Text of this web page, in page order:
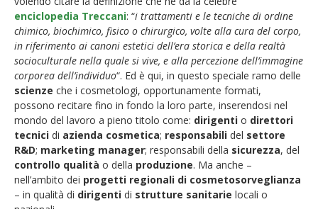
enciclopedia Treccani: “i trattamenti e le tecniche di ordine
chimico, biochimico, fisico o chirurgico, volte alla cura del corpo,
in riferimento ai canoni estetici dell’era storica e della realtà
socioculturale nella quale si vive, e alla percezione dell’immagine
corporea dell’individuo“. Ed è qui, in questo speciale ramo delle
scienze che i cosmetologi, opportunamente formati,
possono recitare fino in fondo la loro parte, inserendosi nel
mondo del lavoro a pieno titolo come: dirigenti o direttori
tecnici di azienda cosmetica; responsabili del settore
R&D; marketing manager; responsabili della sicurezza, del
controllo qualità o della produzione. Ma anche –
nell’ambito dei progetti regionali di cosmetosorveglianza
– in qualità di dirigenti di strutture sanitarie locali o